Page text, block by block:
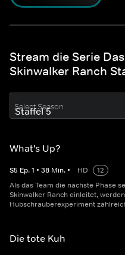
Stream die Serie
Skinwalker Ranch
Select Season
What's Up?
S5 Ep.1 • 38 Min. • HD
12
Als das Team die nächste Phase
Skinwalker Ranch einleitet,
Hubschrauberexperiment
Die tote Kuh